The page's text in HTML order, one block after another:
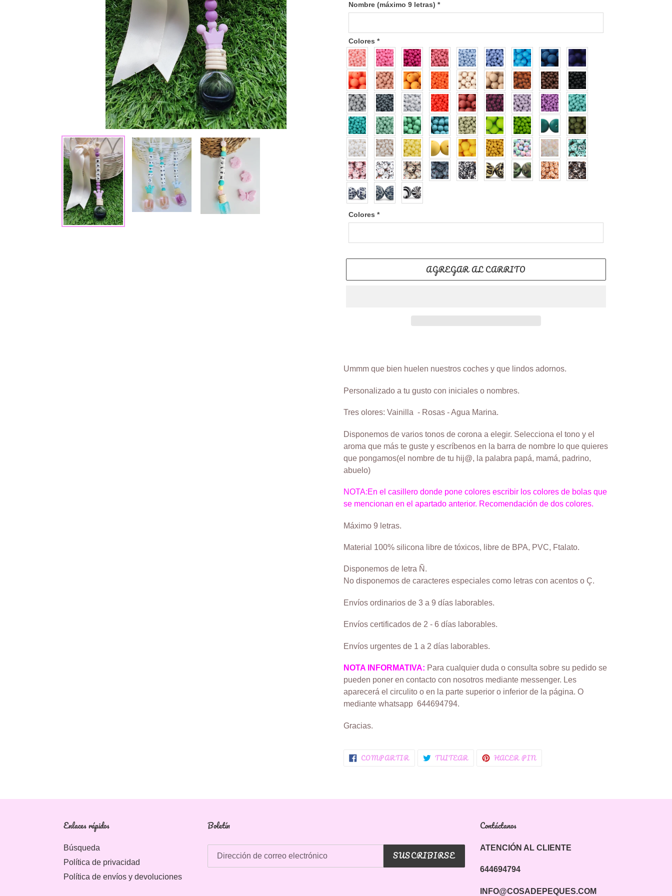
Nombre (máximo 9 letras) *
Colores *
Colores *
AGREGAR AL CARRITO
producto
tu
de
Ummm que bien huelen nuestros coches y que lindos adornos.
Personalizado a tu gusto con iniciales o nombres.
Tres olores: Vainilla - Rosas - Agua Marina.
Disponemos de varios tonos de corona a elegir. Selecciona el tono y el
aroma que más te guste y escríbenos en la barra de nombre lo que quieres
que pongamos(el nombre de tu hij@, la palabra papá, mamá, padrino,
abuelo)
NOTA:En el casillero donde pone colores escribir los colores de bolas que
se mencionan en el apartado anterior. Recomendación de dos colores.
Máximo 9 letras.
Material 100% silicona libre de tóxicos, libre de BPA, PVC, Ftalato.
Disponemos de letra Ñ.
No disponemos de caracteres especiales como letras con acentos o Ç.
Envíos ordinarios de 3 a 9 días laborables.
Envíos certificados de 2 - 6 días laborables.
Envíos urgentes de 1 a 2 días laborables.
NOTA INFORMATIVA: Para cualquier duda o consulta sobre su pedido se
pueden poner en contacto con nosotros mediante messenger. Les
aparecerá el circulito o en la parte superior o inferior de la página. O
mediante whatsapp 644694794.
Gracias.
COMPARTIR COMPARTIR
EN TUITEAR TUITEAR
EN HACER PINEN
Enlaces rápidos
Búsqueda
Política de privacidad
Política de envíos y devoluciones
Boletín
SUSCRIBIRSE
Contáctanos
ATENCIÓN AL CLIENTE
644694794
INFO@COSADEPEQUES.COM